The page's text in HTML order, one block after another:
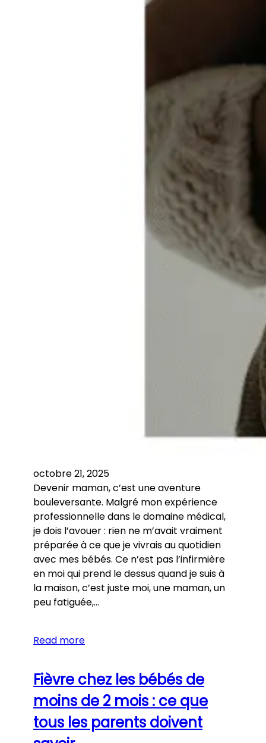
octobre 21, 2025
Devenir maman, c’est une aventure
bouleversante. Malgré mon expérience
professionnelle dans le domaine médical,
je dois l’avouer : rien ne m’avait vraiment
préparée à ce que je vivrais au quotidien
avec mes bébés. Ce n’est pas l’infirmière
en moi qui prend le dessus quand je suis à
la maison, c’est juste moi, une maman, un
peu fatiguée,…
Read more
Fièvre chez les bébés de
moins de 2 mois : ce que
tous les parents doivent